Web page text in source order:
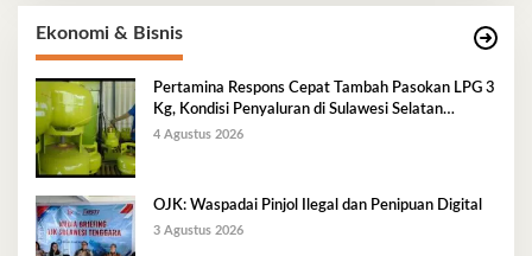
Ekonomi & Bisnis
Pertamina Respons Cepat Tambah Pasokan LPG 3
Kg, Kondisi Penyaluran di Sulawesi Selatan
Berlangsung Kondusif
4 Agustus 2026
OJK: Waspadai Pinjol Ilegal dan Penipuan Digital
3 Agustus 2026